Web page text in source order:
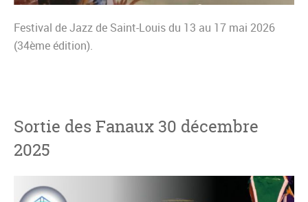
Festival de Jazz de Saint-Louis du 13 au 17 mai 2026
(34ème édition).
Sortie des Fanaux 30 décembre
2025